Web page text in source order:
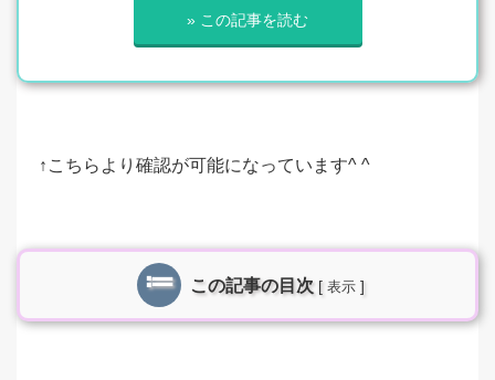
» この記事を読む
↑こちらより確認が可能になっています^ ^
この記事の目次 [ 表示 ]